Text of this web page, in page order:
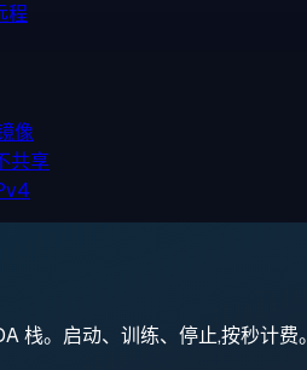
程
像
共享
栈。启动、训练、停止,按秒计费。